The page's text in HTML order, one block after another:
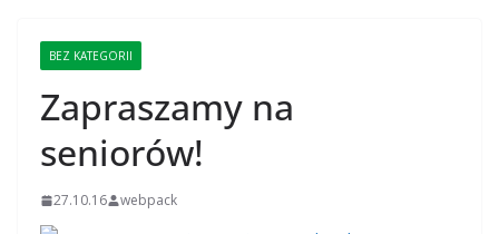
BEZ KATEGORII
Zapraszamy na
seniorów!
27.10.16 webpack